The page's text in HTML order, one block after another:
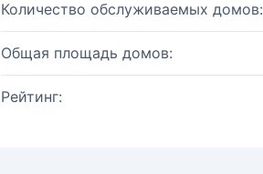
Количество обслуживаемых домов:
Общая площадь домов:
Рейтинг: